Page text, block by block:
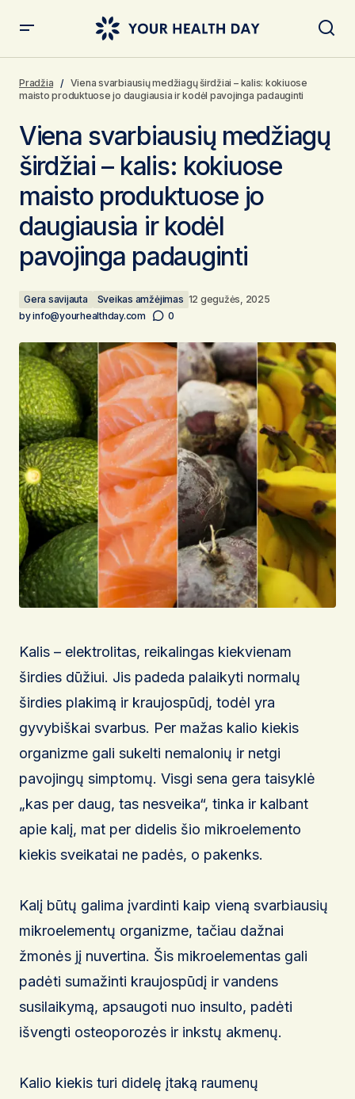
maisto produktuose jo daugiausia ir kodėl pavojinga
padauginti
Pradžia
Viena svarbiausių medžiagų širdžiai – kalis: kokiuose
maisto produktuose jo daugiausia ir kodėl pavojinga padauginti
Viena svarbiausių medžiagų
širdžiai – kalis: kokiuose
maisto produktuose jo
daugiausia ir kodėl
pavojinga padauginti
Gera savijauta Sveikas amžėjimas 12 gegužės, 2025
byinfo@yourhealthday.com 0
Kalis – elektrolitas, reikalingas kiekvienam
širdies dūžiui. Jis padeda palaikyti normalų
širdies plakimą ir kraujospūdį, todėl yra
gyvybiškai svarbus. Per mažas kalio kiekis
organizme gali sukelti nemalonių ir netgi
pavojingų simptomų. Visgi sena gera taisyklė
„kas per daug, tas nesveika“, tinka ir kalbant
apie kalį, mat per didelis šio mikroelemento
kiekis sveikatai ne padės, o pakenks.
Kalį būtų galima įvardinti kaip vieną svarbiausių
mikroelementų organizme, tačiau dažnai
žmonės jį nuvertina. Šis mikroelementas gali
padėti sumažinti kraujospūdį ir vandens
susilaikymą, apsaugoti nuo insulto, padėti
išvengti osteoporozės ir inkstų akmenų.
Kalio kiekis turi didelę įtaką raumenų